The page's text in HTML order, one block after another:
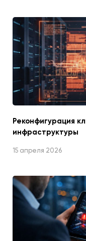
Реконфигурация
инфраструктуры
15 апреля 2026